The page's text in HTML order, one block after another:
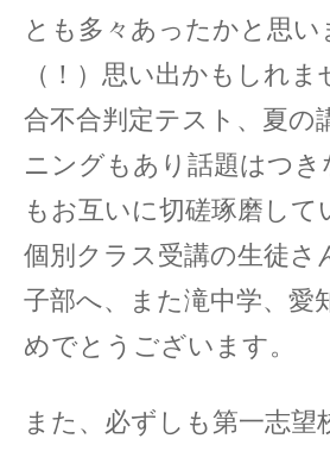
とも多々あったかと思
（！）思い出かもしれま
合不合判定テスト、夏の
ニングもあり話題はつ
もお互いに切磋琢磨し
個別クラス受講の生徒さ
子部へ、また滝中学、
めでとうございます。
また、必ずしも第一志